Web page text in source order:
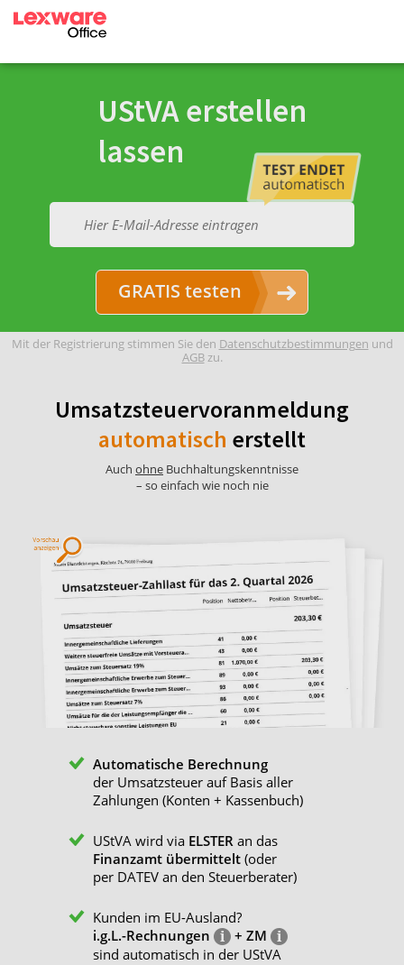
UStVA erstellen
lassen
GRATIS testen
Mit der Registrierung stimmen Sie den Datenschutzbestimmungen und
AGBzu.
Umsatzsteuervoranmeldung
automatisch erstellt
Auch ohne Buchhaltungskenntnisse
– so einfach wie noch nie
Automatische Berechnung
der Umsatzsteuer auf Basis aller
Zahlungen (Konten + Kassenbuch)
UStVA wird via ELSTER an das
Finanzamt übermittelt (oder
per DATEV an den Steuerberater)
Kunden im EU-Ausland?
i.g.L.-Rechnungen
+ ZM
sind automatisch in der UStVA